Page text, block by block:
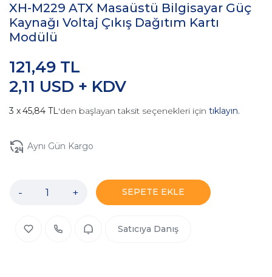
XH-M229 ATX Masaüstü Bilgisayar Güç
Kaynağı Voltaj Çıkış Dağıtım Kartı
Modülü
2,11 USD + KDV
121,49 TL
45,84 TL'den başlayan taksit seçenekleri için tıklayın.
Aynı Gün Kargo
- + SEPETE EKLE
Satıcıya Danış